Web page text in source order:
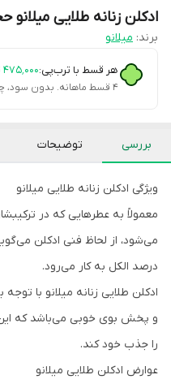
ادکلن زنانه طلایی میلانو حجم 100 میلی
برند: میلانو
هر قسط با ترب‌پی:۴۷۵٬۰۰۰
۴ قسط ماهانه. بدون سود، چک و ضامن.
بررسی توضیحات
ویژگی ادکلن زنانه طلایی میلانو
درصد الکل به کار می‌رود.
ادکلن طلایی زنانه میلانو با توجه
و پخش بوی خوبی می‌باشد که
را جذب خود کند.
عوارض ادکلن طلایی میلانو